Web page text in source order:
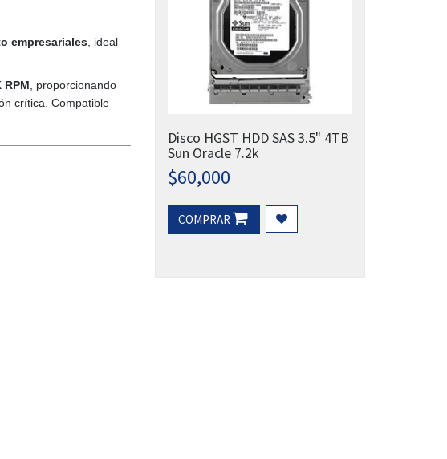
empresariales , ideal
RPM , proporcionando
crítica. Compatible
Disco HGST HDD SAS 3.5" 4TB
Sun Oracle 7.2k
$60,000
COMPRAR